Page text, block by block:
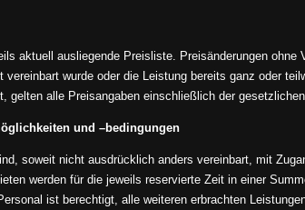
aktuell ausliegende Preisliste. Preisänderungen
vereinbart wurde oder die Leistung bereits ganz oder
gelten alle Preisangaben einschließlich der
und –bedingungen
soweit nicht ausdrücklich anders vereinbart, mit
werden für die jeweils reservierte Zeit in einer
ist berechtigt, alle weiteren erbrachten